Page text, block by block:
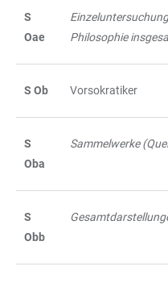
S
Oae
Philosophie
S Ob Vorsokratiker
S
Oba
Sammelwerke
S
Obb